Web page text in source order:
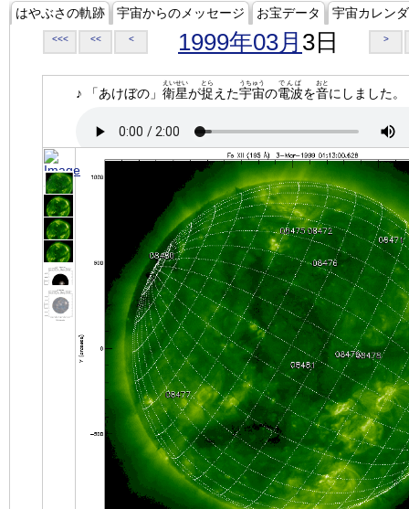
はやぶさの軌跡 宇宙からのメッセージ お宝データ 宇宙カレン
<<< << < 1999年03月 3日 >
♪ 「あけぼの」 衛星
えいせい
が捉
とら
えた宇宙
うちゅう
の電波
でんぱ
を音
おと
にしました。